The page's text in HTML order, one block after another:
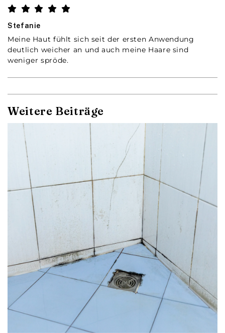
Stefanie
Meine Haut fühlt sich seit der ersten Anwendung
deutlich weicher an und auch meine Haare sind
weniger spröde.
Weitere Beiträge